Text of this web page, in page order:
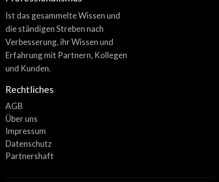
Ist das gesammelte Wissen und
die ständigen Streben nach
Verbesserung, ihr Wissen und
Erfahrung mit Partnern, Kollegen
und Kunden.
Rechtliches
AGB
Über uns
Impressum
Datenschutz
Partnershaft